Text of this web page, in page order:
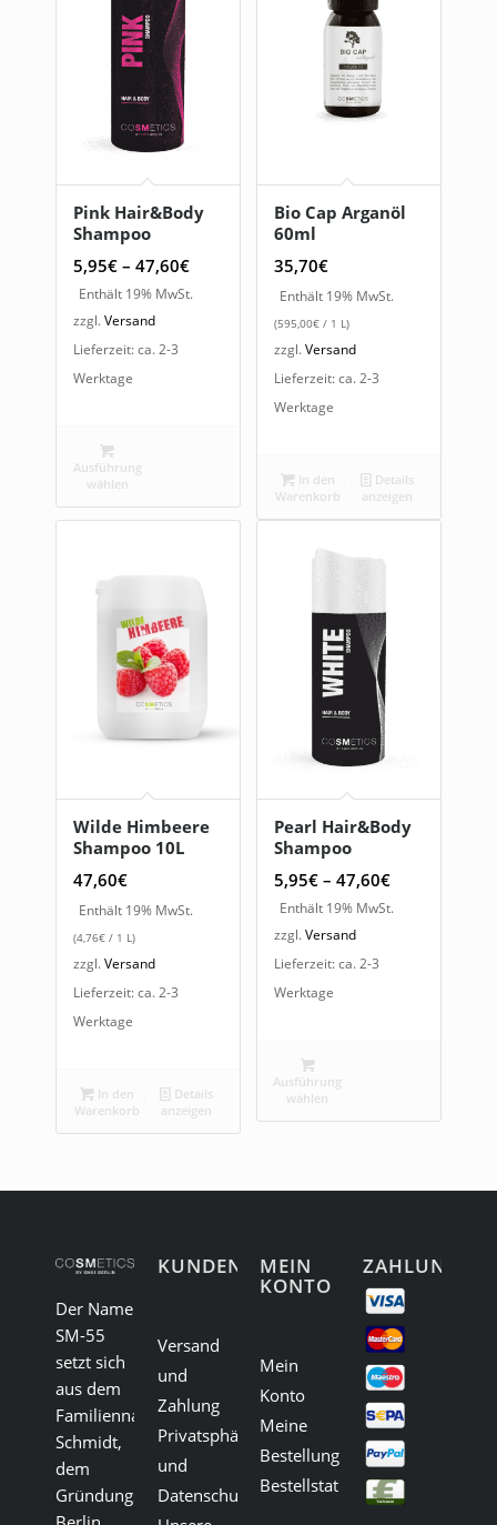
Pink Hair&Body
Shampoo
5,95€ – 47,60€Preisspanne:
5,95€
Enthält 19% MwSt.
zzgl.Versand
Lieferzeit: ca. 2-3
Werktage
Ausführung
wählen
Bio Cap Arganöl
60ml
35,70€
Enthält 19% MwSt.
(595,00€/ 1 L)
zzgl.Versand
Lieferzeit: ca. 2-3
Werktage
In den
Warenkorb
Details
anzeigen
Wilde Himbeere
Shampoo 10L
47,60€
Enthält 19% MwSt.
(4,76€ / 1 L)
zzgl.Versand
Lieferzeit: ca. 2-3
Werktage
In den
Warenkorb
Details
anzeigen
Pearl Hair&Body
Shampoo
5,95€ – 47,60€Preisspanne:
5,95€
Enthält 19% MwSt.
zzgl.Versand
Lieferzeit: ca. 2-3
Werktage
Ausführung
wählen
Der Name
SM-55
setzt sich
aus dem
Familiennamen
Schmidt,
dem
Gründungsort
KUNDENSERVICE
Versand
und
Zahlung
Privatsphäre
und
Datenschutz
MEIN
KONTO
Mein
Konto
Meine
Bestellungen
Bestellstatus
ZAHLUNG